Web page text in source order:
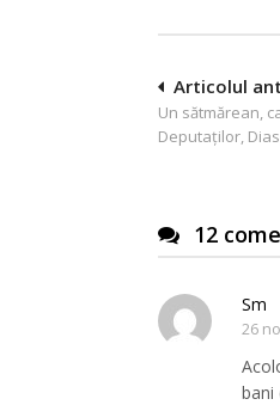
Navigare
în
Articolul
Un sătmărean,
Deputaților,
12
Sm
26
bani